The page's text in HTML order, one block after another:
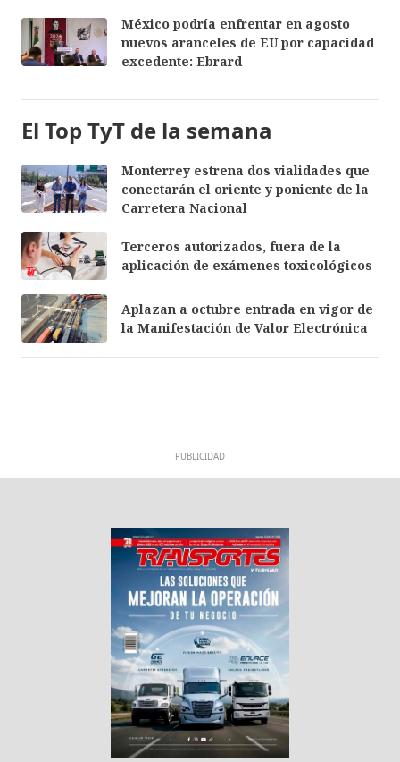
México podría enfrentar en agosto
nuevos aranceles de EU por capacidad
excedente: Ebrard
El Top TyT de la semana
Monterrey estrena dos vialidades que
conectarán el oriente y poniente de la
Carretera Nacional
Terceros autorizados, fuera de la
aplicación de exámenes toxicológicos
Aplazan a octubre entrada en vigor de
la Manifestación de Valor Electrónica
PUBLICIDAD